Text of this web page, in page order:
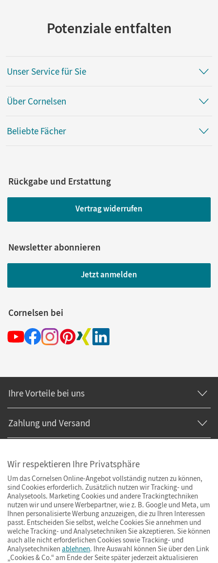
Potenziale entfalten
Unser Service für Sie
Über Cornelsen
Beliebte Fächer
Rückgabe und Erstattung
Vertrag widerrufen
Newsletter abonnieren
Jetzt anmelden
Cornelsen bei
Ihre Vorteile bei uns
Zahlung und Versand
Wir respektieren Ihre Privatsphäre
Um das Cornelsen Online-Angebot vollständig nutzen zu können,
sind Cookies erforderlich. Zusätzlich nutzen wir Tracking- und
Analysetools. Marketing Cookies und andere Trackingtechniken
nutzen wir und unsere Werbepartner, wie z. B. Google und Meta, um
Ihnen personalisierte Werbung anzuzeigen, die zu Ihren Interessen
passt. Entscheiden Sie selbst, welche Cookies Sie annehmen und
welche Tracking- und Analysetechniken Sie akzeptieren. Sie können
auch alle nicht erforderlichen Cookies sowie Tracking- und
Analysetechniken ablehnen. Ihre Auswahl können Sie über den Link
„Cookies & Co.“ am Ende der Seite später jederzeit aktualisieren